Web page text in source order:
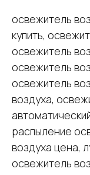
освежитель
купить,
освежитель
освежитель
освежитель
воздуха,
распыление
воздуха цена,
освежитель